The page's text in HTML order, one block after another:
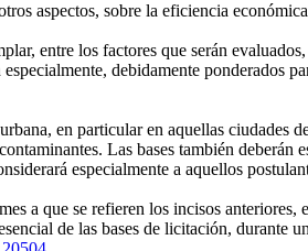
aspectos, sobre la eficiencia
entre los factores que serán
debidamente ponderados
en particular en aquellas ciudades
Las bases también
especialmente a aquellos
a que se refieren los incisos
de las bases de licitación,